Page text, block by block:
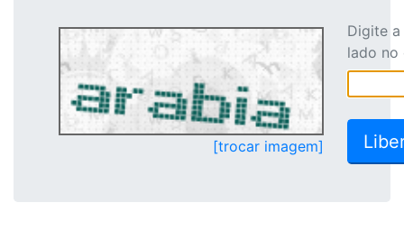
[trocar imagem]
Digite
lado no